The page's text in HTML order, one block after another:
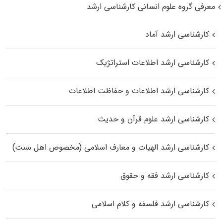
معرفی گروه علوم انسانی کارشناسی ارشد
کارشناسی ارشد آماد
کارشناسی ارشد اطلاعات استراتژیک
کارشناسی ارشد اطلاعات و حفاظت اطلاعات
کارشناسی ارشد علوم قرآن و حدیث
کارشناسی ارشد الهیات و معارف اسلامی (مخصوص اهل سنت)
کارشناسی ارشد فقه و حقوق
کارشناسی ارشد فلسفه و کلام اسلامی